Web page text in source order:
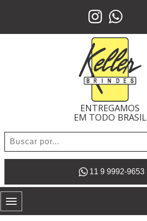
ENTREGAMOS
EM TODO BRASIL
11 9 9992-9653
Toggle
navigation